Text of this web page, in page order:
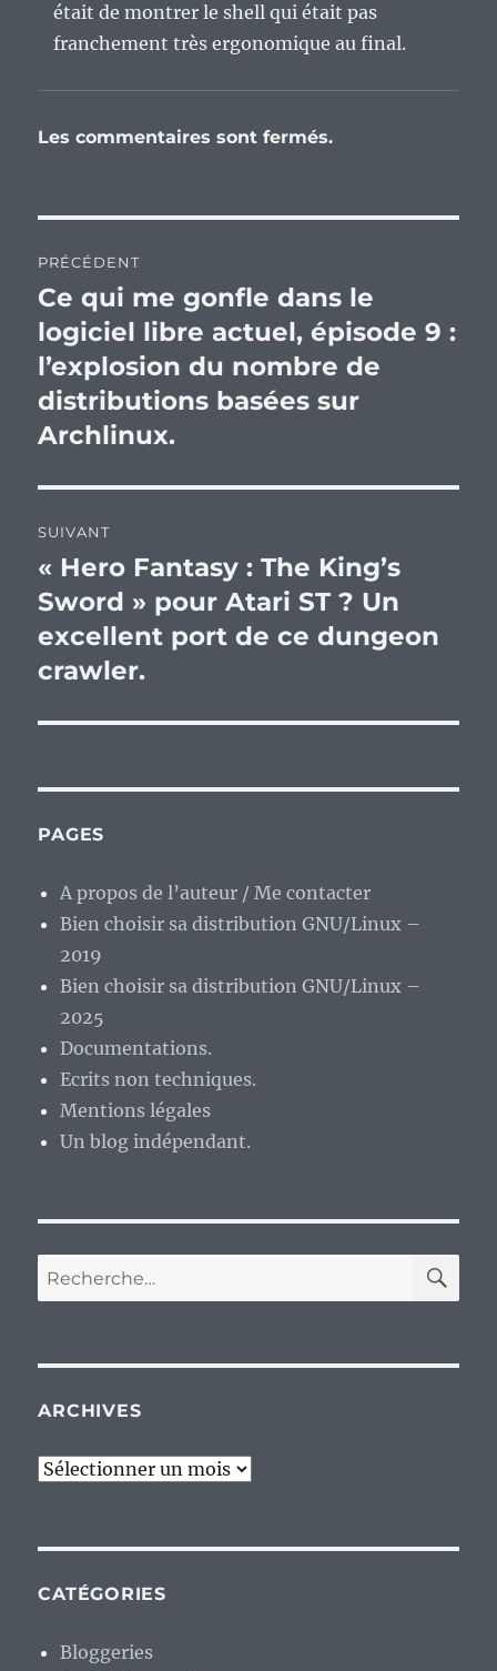
était de montrer le shell qui était pas
franchement très ergonomique au final.
Les commentaires sont fermés.
de
l’article
PRÉCÉDENT
Publication
précédente :
Ce qui me gonfle dans le
logiciel libre actuel, épisode 9 :
l’explosion du nombre de
distributions basées sur
Archlinux.
SUIVANT
Publication
suivante :
« Hero Fantasy : The King’s
Sword » pour Atari ST ? Un
excellent port de ce dungeon
crawler.
PAGES
A propos de l’auteur / Me contacter
Bien choisir sa distribution GNU/Linux –
2019
Bien choisir sa distribution GNU/Linux –
2025
Documentations.
Ecrits non techniques.
Mentions légales
Un blog indépendant.
Recherche
pour :
ARCHIVES
Archives
CATÉGORIES
Bloggeries